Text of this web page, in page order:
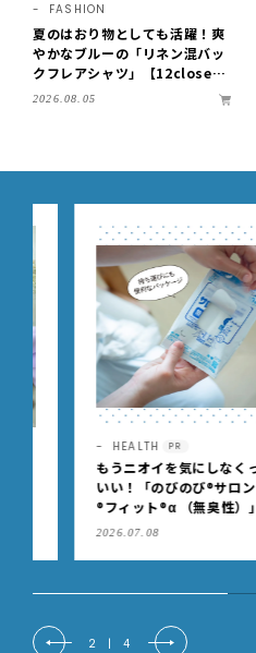
FASHION
夏のはおり物としても活躍！爽
やかなブルーの「リネン混バッ
クフレアシャツ」【12close
t】
2026.08.05
HEALTH PR
もうニオイを気にしなくっても
いい！「のびのび®サロンシップ
®フィット®α （無臭性）」で、
肩こりや足腰のダルさを出先で
2026.07.08
2 | 4